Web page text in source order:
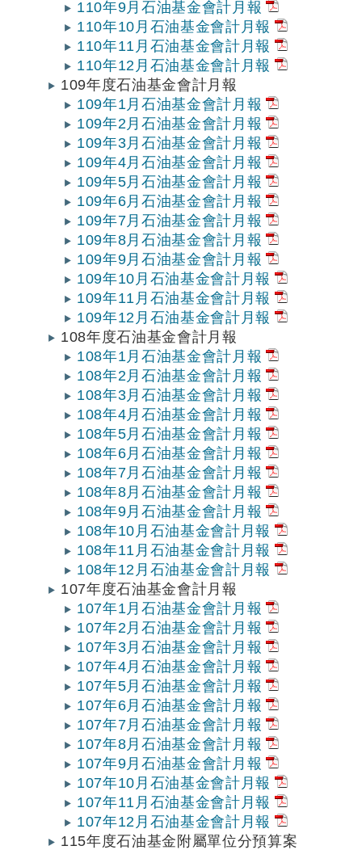
110年9月石油基金會計月報
110年10月石油基金會計月報
110年11月石油基金會計月報
110年12月石油基金會計月報
109年度石油基金會計月報
109年1月石油基金會計月報
109年2月石油基金會計月報
109年3月石油基金會計月報
109年4月石油基金會計月報
109年5月石油基金會計月報
109年6月石油基金會計月報
109年7月石油基金會計月報
109年8月石油基金會計月報
109年9月石油基金會計月報
109年10月石油基金會計月報
109年11月石油基金會計月報
109年12月石油基金會計月報
108年度石油基金會計月報
108年1月石油基金會計月報
108年2月石油基金會計月報
108年3月石油基金會計月報
108年4月石油基金會計月報
108年5月石油基金會計月報
108年6月石油基金會計月報
108年7月石油基金會計月報
108年8月石油基金會計月報
108年9月石油基金會計月報
108年10月石油基金會計月報
108年11月石油基金會計月報
108年12月石油基金會計月報
107年度石油基金會計月報
107年1月石油基金會計月報
107年2月石油基金會計月報
107年3月石油基金會計月報
107年4月石油基金會計月報
107年5月石油基金會計月報
107年6月石油基金會計月報
107年7月石油基金會計月報
107年8月石油基金會計月報
107年9月石油基金會計月報
107年10月石油基金會計月報
107年11月石油基金會計月報
107年12月石油基金會計月報
115年度石油基金附屬單位分預算案